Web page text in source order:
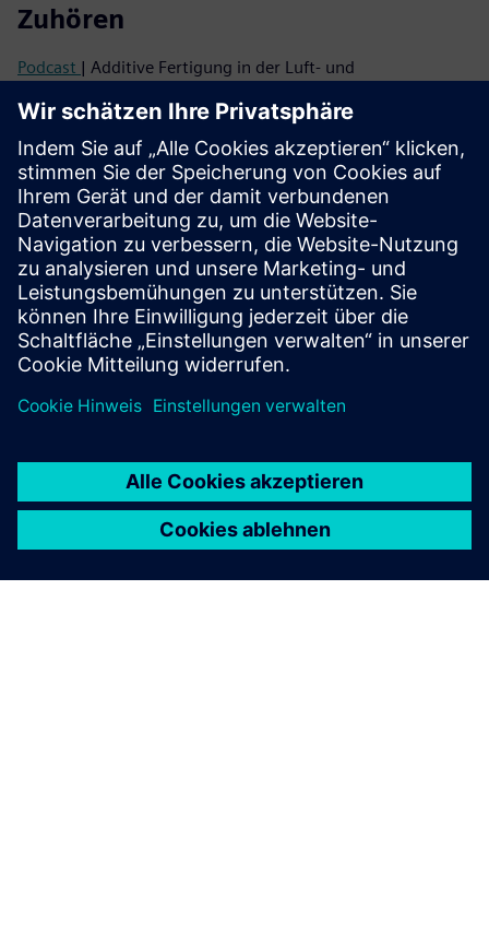
Zuhören
Podcast | Additive Fertigung in der Luft- und
Lesen
Blog| Leichtbau durch technische Verbundwerkstoffe,
Herstellung und Leistung
Weißbuch| Marktlage bei Verbundwerkstoffen
Fallstudie | Ford Motor Company